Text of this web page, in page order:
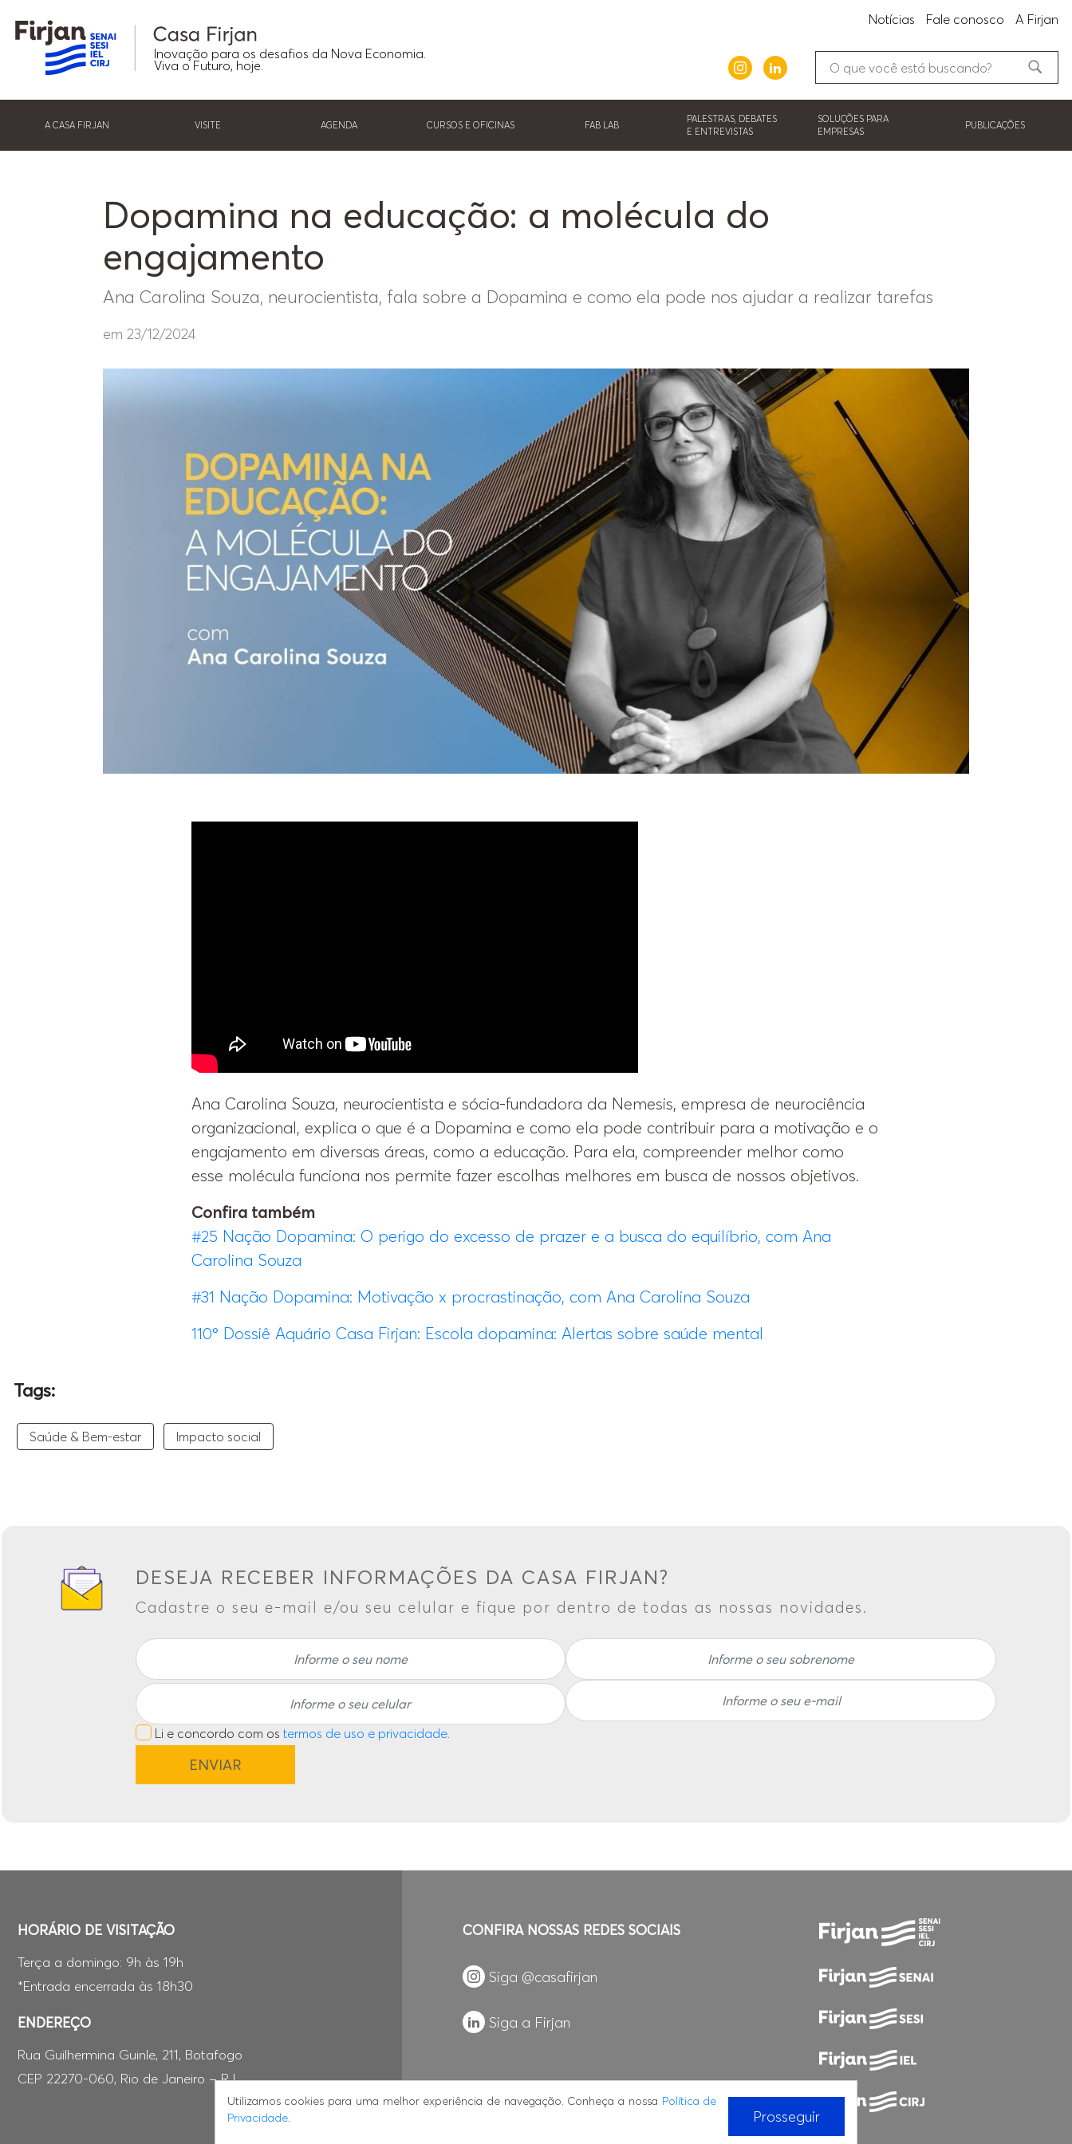
Inovação para os desafios da Nova Economia.
Viva o Futuro, hoje.
Notícias Fale conosco A Firjan
A CASA FIRJAN VISITE AGENDA CURSOS E OFICINAS FAB LAB
PALESTRAS, DEBATES
E ENTREVISTAS
SOLUÇÕES PARA
EMPRESAS
PUBLICAÇÕES
Dopamina na educação: a molécula do
engajamento
Ana Carolina Souza, neurocientista, fala sobre a Dopamina e como ela pode nos ajudar a realizar tarefas
em 23/12/2024
Ana Carolina Souza, neurocientista e sócia-fundadora da Nemesis, empresa de neurociência
organizacional, explica o que é a Dopamina e como ela pode contribuir para a motivação e o
engajamento em diversas áreas, como a educação. Para ela, compreender melhor como
esse molécula funciona nos permite fazer escolhas melhores em busca de nossos objetivos.
Confira também
#25 Nação Dopamina: O perigo do excesso de prazer e a busca do equilíbrio, com Ana
Carolina Souza
#31 Nação Dopamina: Motivação x procrastinação, com Ana Carolina Souza
110º Dossiê Aquário Casa Firjan: Escola dopamina: Alertas sobre saúde mental
Tags:
Saúde & Bem-estar Impacto social
DESEJA RECEBER INFORMAÇÕES DA CASA FIRJAN?
Cadastre o seu e-mail e/ou seu celular e fique por dentro de todas as nossas novidades.
Li e concordo com os termos de uso e privacidade.
HORÁRIO DE VISITAÇÃO
Terça a domingo: 9h às 19h
*Entrada encerrada às 18h30
ENDEREÇO
Rua Guilhermina Guinle, 211, Botafogo
CEP 22270-060, Rio de Janeiro – RJ
CONFIRA NOSSAS REDES SOCIAIS
Siga @casafirjan
Siga a Firjan
Utilizamos cookies para uma melhor experiência de navegação. Conheça a nossa Política de
Privacidade. Prosseguir